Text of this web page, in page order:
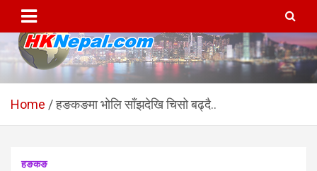
content
HKNepal.com – हङकङबाट
सञ्चालित पहिलो नेपाली अनलाईन
hknepal, hknepal.com, hk nepal, hk nepal com
Home हङकङमा भोलि साँझदेखि चिसो बढ्दै..
हङकङ